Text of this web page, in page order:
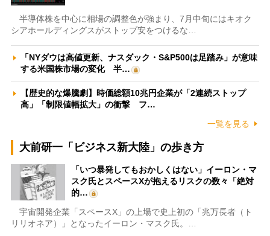
半導体株を中心に相場の調整色が強まり、7月中旬にはキオク
シアホールディングスがストップ安をつけるな…
「NYダウは高値更新、ナスダック・S&P500は足踏み」が意味
する米国株市場の変化 半…
【歴史的な爆騰劇】時価総額10兆円企業が「2連続ストップ
高」「制限値幅拡大」の衝撃 フ…
一覧を見る
大前研一「ビジネス新大陸」の歩き方
「いつ暴発してもおかしくはない」イーロン・マ
スク氏とスペースXが抱えるリスクの数々「絶対
的…
宇宙開発企業「スペースX」の上場で史上初の「兆万長者（ト
リリオネア）」となったイーロン・マスク氏。…